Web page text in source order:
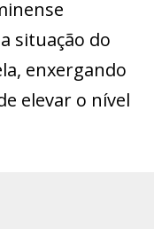
situação do
enxergando
elevar o nível